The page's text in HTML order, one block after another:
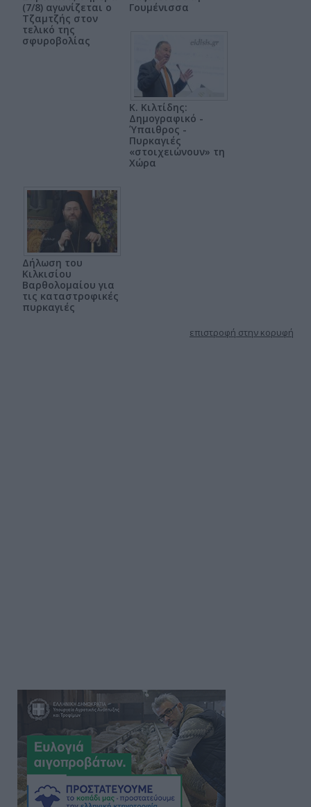
(7/8) αγωνίζεται ο
Τζαμτζής στον
τελικό της
σφυροβολίας
Γουμένισσα
Κ. Κιλτίδης:
Δημογραφικό -
Ύπαιθρος -
Πυρκαγιές
«στοιχειώνουν» τη
Χώρα
Δήλωση του
Κιλκισίου
Βαρθολομαίου για
τις καταστροφικές
πυρκαγιές
επιστροφή στην κορυφή